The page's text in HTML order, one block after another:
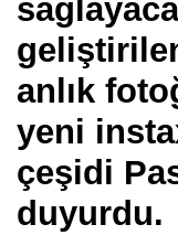
anlık
yeni
çeşidi
duyurdu.